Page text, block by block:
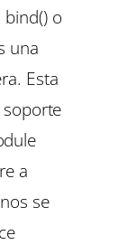
bind()o
una
Esta
a
se